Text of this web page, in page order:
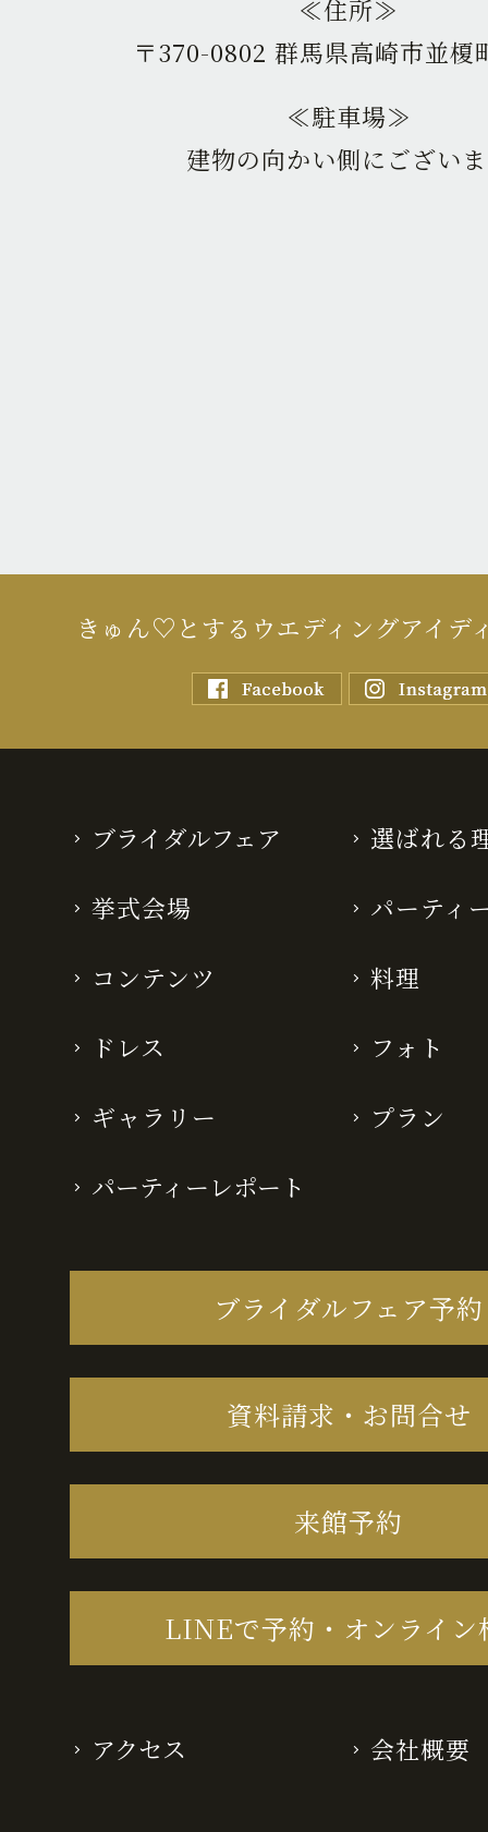
≪住所≫
〒370-0802 群馬県高崎市並榎
≪駐車場≫
建物の向かい側にござい
きゅん♡とするウエディングアイデ
ブライダルフェア 選ばれる
挙式会場 パーティ
コンテンツ 料理
ドレス フォト
ギャラリー プラン
パーティーレポート
ブライダルフェア予約
資料請求・お問合せ
来館予約
LINEで予約・オンライン
アクセス 会社概要